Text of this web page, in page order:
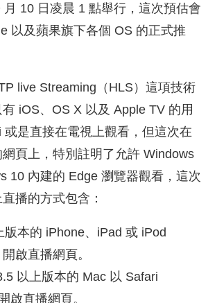
10 日凌晨 1 點舉行，這次預估會
以及蘋果旗下各個 OS 的正式推
live Streaming（HLS）這項技術
iOS、OS X 以及 Apple TV 的用
或是直接在電視上觀看，但這次在
頁上，特別註明了允許 Windows
10 內建的 Edge 瀏覽器觀看，這次
播的方式包含：
版本的 iPhone、iPad 或 iPod
啟直播網頁。
以上版本的 Mac 以 Safari
啟直播網頁。